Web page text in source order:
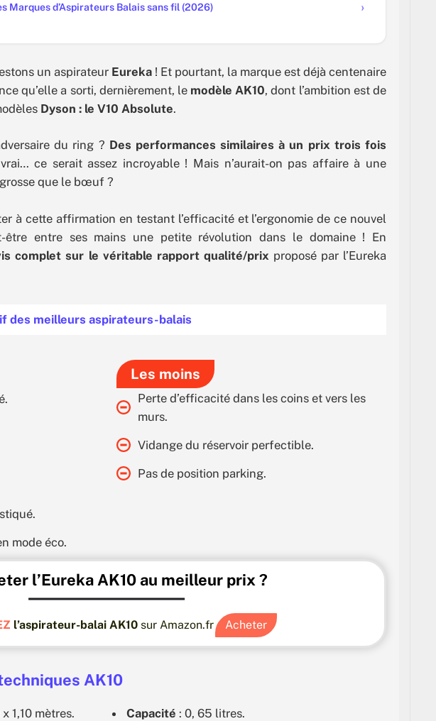
Marques d’Aspirateurs Balais sans fil (2026)
un aspirateur Eureka ! Et pourtant, la marque est déjà centenaire
qu’elle a sorti, dernièrement, lemodèle AK10, dont l’ambition est de
Dyson : le V10 Absolute.
du ring ? Des performances similaires à un prix trois fois
ce serait assez incroyable ! Mais n’aurait-on pas affaire à une
que le bœuf ?
à cette affirmation en testant l’efficacité et l’ergonomie de ce nouvel
être entre ses mains une petite révolution dans le domaine ! En
complet sur le véritable rapport qualité/prix proposé par l’Eureka
des meilleurs aspirateurs-balais
mode éco.
Les moins
Perte d’efficacité dans les coins et vers les
murs.
Vidange du réservoir perfectible.
Pas de position parking.
l’Eureka AK10 au meilleur prix ?
l’aspirateur-balai AK10 sur Amazon.fr Acheter
AK10
1,10 mètres.
Capacité : 0, 65 litres.